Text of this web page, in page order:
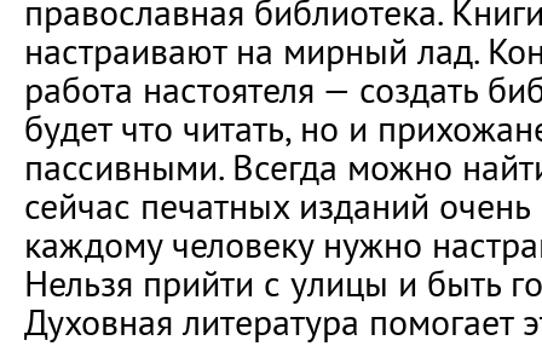
православная библиотека.
настраивают на мирный лад.
работа настоятеля — создать
будет что читать, но и
пассивными. Всегда можно
сейчас печатных изданий очень
каждому человеку нужно
Нельзя прийти с улицы и быть
Духовная литература помогает